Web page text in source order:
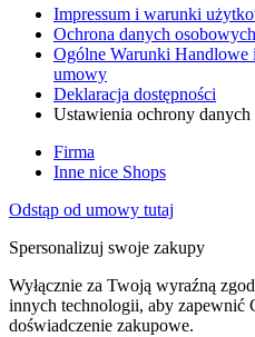
Impressum i warunki
Ochrona danych osobowych
Ogólne Warunki Handlowe
umowy
Deklaracja dostępności
Ustawienia ochrony danych
Firma
Inne nice Shops
Odstąp od umowy tutaj
Spersonalizuj swoje zakupy
Wyłącznie za Twoją wyraźną
innych technologii, aby zapewnić
doświadczenie zakupowe.